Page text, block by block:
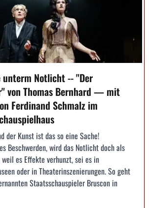
Notlicht -- "Der
von Thomas Bernhard — mit
Ferdinand Schmalz im
der Kunst ist das so eine Sache!
Beschwerden, wird das Notlicht doch als
es Effekte verhunzt, sei es in
oder in Theaterinszenierungen. So geht
Staatsschauspieler Bruscon in